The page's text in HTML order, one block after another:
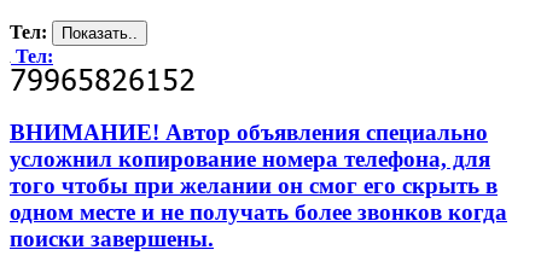
Тел:
Тел:
ВНИМАНИЕ! Автор объявления специально
усложнил копирование номера телефона, для
того чтобы при желании он смог его скрыть в
одном месте и не получать более звонков когда
поиски завершены.